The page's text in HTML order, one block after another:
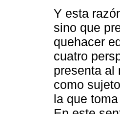
Y esta
sino que
quehacer
cuatro
presenta al
como
la que